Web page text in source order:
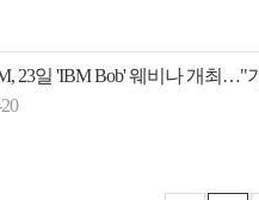
'IBM Bob' 웨비나 개최…"기획부터 배포까지 AI가 지원"